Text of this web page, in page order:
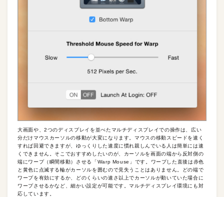
大画面や、2つのディスプレイを並べたマルチディスプレイでの操作は、広い
分だけマウスカーソルの移動が大変になります。マウスの移動スピードを速く
すれば回避できますが、ゆっくりした速度に慣れ親しんでいる人は簡単には速
くできません。そこでおすすめしたいのが、カーソルを画面の端から反対側の
端にワープ（瞬間移動）させる「Warp Mouse」です。ワープした直後は赤色
と黄色に点滅する輪がカーソルを囲むので見失うことはありません。どの端で
ワープを有効にするか、どのくらいの速さ以上でカーソルが動いていた場合に
ワープさせるかなど、細かい設定が可能です。マルチディスプレイ環境にも対
応しています。